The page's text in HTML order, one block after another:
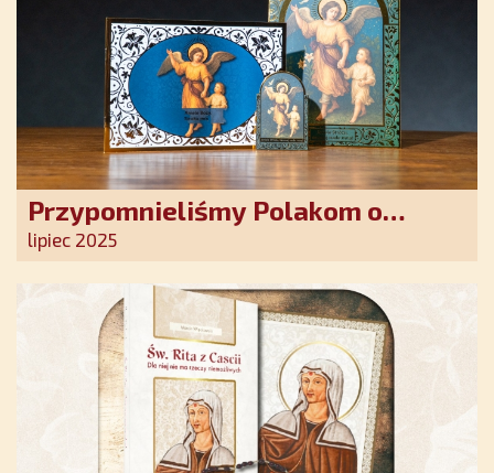
Przypomnieliśmy Polakom o
obecności Anioła Stróża!
lipiec 2025